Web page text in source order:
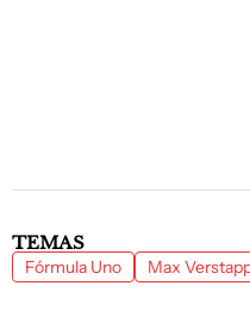
TEMAS
Fórmula Uno Max